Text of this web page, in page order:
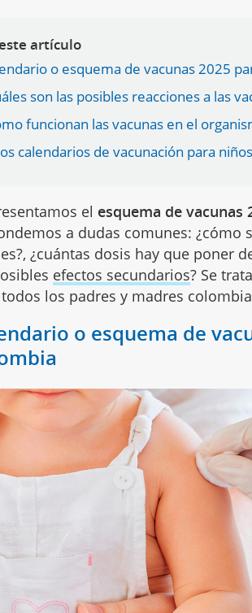
artículo
o esquema de vacunas 2025
son las posibles reacciones a las
funcionan las vacunas en el
calendarios de vacunación para
el esquema de vacunas
a dudas comunes: ¿cómo
¿cuántas dosis hay que poner
efectos secundarios? Se
los padres y madres
o esquema de